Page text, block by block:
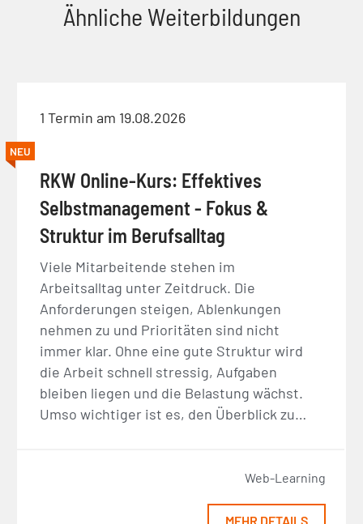
Ähnliche Weiterbildungen
1 Termin am 19.08.2026
NEU
RKW Online-Kurs: Effektives
Selbstmanagement - Fokus &
Struktur im Berufsalltag
Viele Mitarbeitende stehen im
Arbeitsalltag unter Zeitdruck. Die
Anforderungen steigen, Ablenkungen
nehmen zu und Prioritäten sind nicht
immer klar. Ohne eine gute Struktur wird
die Arbeit schnell stressig, Aufgaben
bleiben liegen und die Belastung wächst.
Umso wichtiger ist es, den Überblick zu…
Web-Learning
MEHR DETAILS